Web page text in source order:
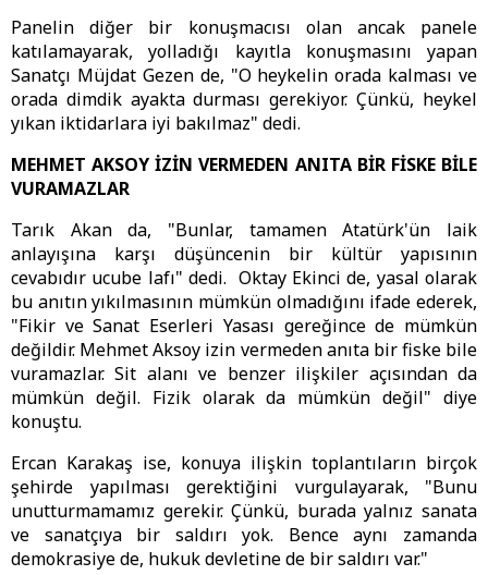
Panelin diğer bir konuşmacısı olan ancak panele
katılamayarak, yolladığı kayıtla konuşmasını yapan
Sanatçı Müjdat Gezen de, "O heykelin orada kalması ve
orada dimdik ayakta durması gerekiyor. Çünkü, heykel
yıkan iktidarlara iyi bakılmaz" dedi.
MEHMET AKSOY İZİN VERMEDEN ANITA BİR FİSKE BİLE
VURAMAZLAR
Tarık Akan da, "Bunlar, tamamen Atatürk'ün laik
anlayışına karşı düşüncenin bir kültür yapısının
cevabıdır ucube lafı" dedi. Oktay Ekinci de, yasal olarak
bu anıtın yıkılmasının mümkün olmadığını ifade ederek,
"Fikir ve Sanat Eserleri Yasası gereğince de mümkün
değildir. Mehmet Aksoy izin vermeden anıta bir fiske bile
vuramazlar. Sit alanı ve benzer ilişkiler açısından da
mümkün değil. Fizik olarak da mümkün değil" diye
konuştu.
Ercan Karakaş ise, konuya ilişkin toplantıların birçok
şehirde yapılması gerektiğini vurgulayarak, "Bunu
unutturmamamız gerekir. Çünkü, burada yalnız sanata
ve sanatçıya bir saldırı yok. Bence aynı zamanda
demokrasiye de, hukuk devletine de bir saldırı var."